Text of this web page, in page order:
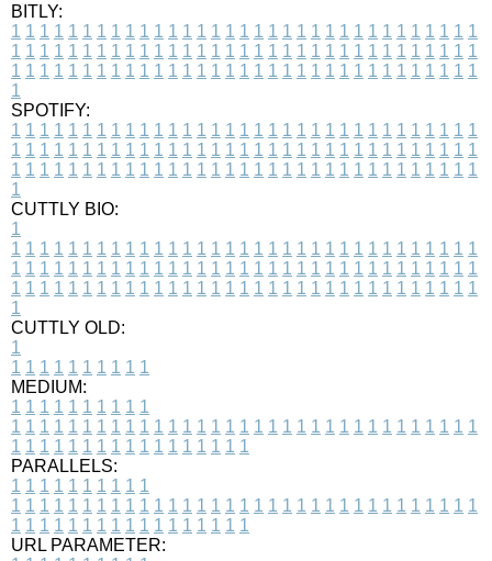
BITLY:
1 1 1 1 1 1 1 1 1 1 1 1 1 1 1 1 1 1 1 1 1 1 1 1 1 1 1 1 1 1 1 1 1
1 1 1 1 1 1 1 1 1 1 1 1 1 1 1 1 1 1 1 1 1 1 1 1 1 1 1 1 1 1 1 1 1
1 1 1 1 1 1 1 1 1 1 1 1 1 1 1 1 1 1 1 1 1 1 1 1 1 1 1 1 1 1 1 1 1
1
SPOTIFY:
1 1 1 1 1 1 1 1 1 1 1 1 1 1 1 1 1 1 1 1 1 1 1 1 1 1 1 1 1 1 1 1 1
1 1 1 1 1 1 1 1 1 1 1 1 1 1 1 1 1 1 1 1 1 1 1 1 1 1 1 1 1 1 1 1 1
1 1 1 1 1 1 1 1 1 1 1 1 1 1 1 1 1 1 1 1 1 1 1 1 1 1 1 1 1 1 1 1 1
1
CUTTLY BIO:
1
1 1 1 1 1 1 1 1 1 1 1 1 1 1 1 1 1 1 1 1 1 1 1 1 1 1 1 1 1 1 1 1 1
1 1 1 1 1 1 1 1 1 1 1 1 1 1 1 1 1 1 1 1 1 1 1 1 1 1 1 1 1 1 1 1 1
1 1 1 1 1 1 1 1 1 1 1 1 1 1 1 1 1 1 1 1 1 1 1 1 1 1 1 1 1 1 1 1 1
1
CUTTLY OLD:
1
1 1 1 1 1 1 1 1 1 1
MEDIUM:
1 1 1 1 1 1 1 1 1 1
1 1 1 1 1 1 1 1 1 1 1 1 1 1 1 1 1 1 1 1 1 1 1 1 1 1 1 1 1 1 1 1 1
1 1 1 1 1 1 1 1 1 1 1 1 1 1 1 1 1
PARALLELS:
1 1 1 1 1 1 1 1 1 1
1 1 1 1 1 1 1 1 1 1 1 1 1 1 1 1 1 1 1 1 1 1 1 1 1 1 1 1 1 1 1 1 1
1 1 1 1 1 1 1 1 1 1 1 1 1 1 1 1 1
URL PARAMETER: